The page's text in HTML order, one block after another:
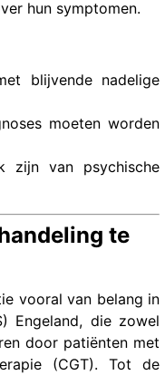
hun symptomen.
blijvende nadelige
moeten worden
zijn van psychische
te
vooral van belang in
Engeland, die zowel
door patiënten met
(CGT). Tot de